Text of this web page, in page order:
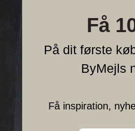
Få
På dit første
ByMejls
Få inspiration,